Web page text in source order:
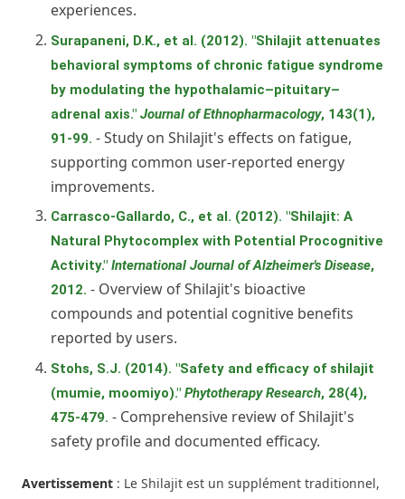
experiences.
Surapaneni, D.K., et al. (2012). "Shilajit attenuates
behavioral symptoms of chronic fatigue syndrome
by modulating the hypothalamic–pituitary–
adrenal axis." Journal of Ethnopharmacology, 143(1),
91-99. - Study on Shilajit's effects on fatigue,
supporting common user-reported energy
improvements.
Carrasco-Gallardo, C., et al. (2012). "Shilajit: A
Natural Phytocomplex with Potential Procognitive
Activity." International Journal of Alzheimer's Disease,
2012. - Overview of Shilajit's bioactive
compounds and potential cognitive benefits
reported by users.
Stohs, S.J. (2014). "Safety and efficacy of shilajit
(mumie, moomiyo)." Phytotherapy Research, 28(4),
475-479. - Comprehensive review of Shilajit's
safety profile and documented efficacy.
Avertissement : Le Shilajit est un supplément traditionnel,